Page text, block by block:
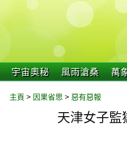
宇宙奧秘 風雨滄桑 萬
主頁 > 因果省思 > 惡有惡報
天津女子監